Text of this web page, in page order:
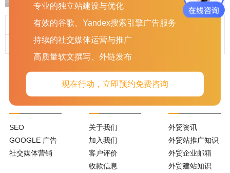
1 2 ... 4 5 6 7 8
46 47 »
服务项目
SEO
GOOGLE 广告
社交媒体营销
关于我们
关于我们
加入我们
客户评价
收款信息
新闻资讯
外贸资讯
外贸站推广知识
外贸企业邮箱
外贸建站知识
专业的独立站建设与优化
有效的谷歌、Yandex搜索引擎广告服务
持续的社交媒体运营与推广
高质量软文撰写、外链发布
现在行动，立即预约免费咨询